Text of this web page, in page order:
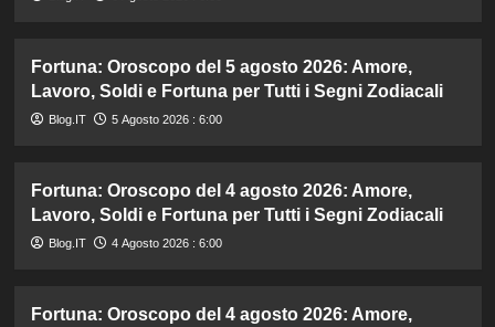
Fortuna: Oroscopo del 5 agosto 2026: Amore,
Lavoro, Soldi e Fortuna per Tutti i Segni Zodiacali
Blog.IT 5 Agosto 2026 : 6:00
Fortuna: Oroscopo del 4 agosto 2026: Amore,
Lavoro, Soldi e Fortuna per Tutti i Segni Zodiacali
Blog.IT 4 Agosto 2026 : 6:00
Fortuna: Oroscopo del 4 agosto 2026: Amore,